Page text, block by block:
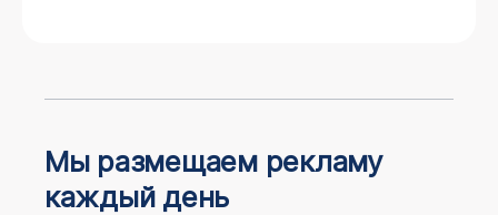
Мы размещаем рекламу
каждый день